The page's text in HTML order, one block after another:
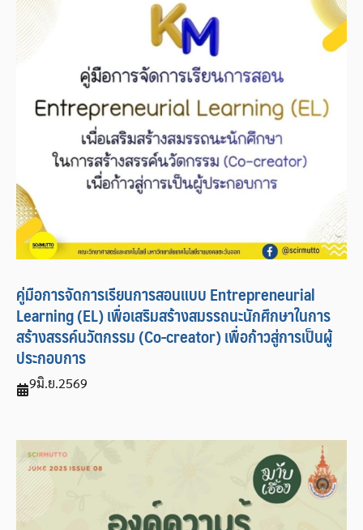
คู่มือการจัดการเรียนการสอนแบบ Entrepreneurial
Learning (EL) เพื่อเสริมสร้างสมรรถนะนักศึกษาในการ
สร้างสรรค์นวัตกรรม (Co-creator) เพื่อก้าวสู่การเป็นผู้
ประกอบการ
9มิ.ย.2569